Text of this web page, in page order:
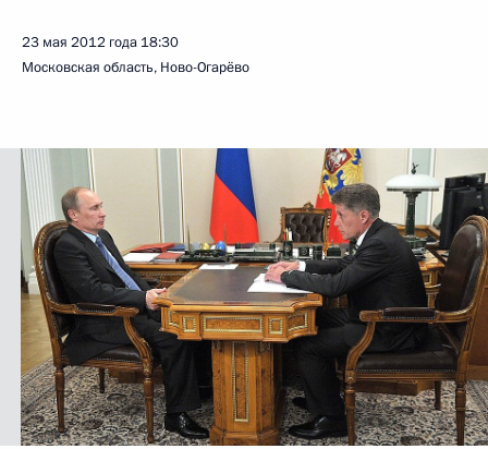
23 мая 2012 года 18:30
Московская область, Ново-Огарёво